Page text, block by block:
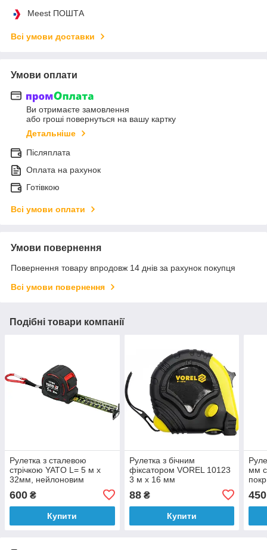
Meest ПОШТА
Всі умови доставки
Умови оплати
Ви отримаєте замовлення
або гроші повернуться на вашу картку
Детальніше
Післяплата
Оплата на рахунок
Готівкою
Всі умови оплати
Умови повернення
Повернення товару впродовж 14 днів за рахунок покупця
Всі умови повернення
Подібні товари компанії
Рулетка з сталевою
стрічкою YATO L= 5 м x
32мм, нейлоновим
наконечником [6/36]
600 ₴
Купити
Рулетка з бічним
фіксатором VOREL 10123
3 м х 16 мм
88₴
Купити
мм
[6/
450